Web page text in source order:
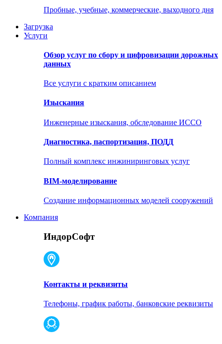
Пробные, учебные, коммерческие, выходного дня
Загрузка
Услуги
Обзор услуг по сбору и цифровизации дорожных
данных
Все услуги с кратким описанием
Изыскания
Инженерные изыскания, обследование ИССО
Диагностика, паспортизация, ПОДД
Полный комплекс инжиниринговых услуг
BIM-моделирование
Создание информационных моделей сооружений
Компания
ИндорСофт
Контакты и реквизиты
Телефоны, график работы, банковские реквизиты